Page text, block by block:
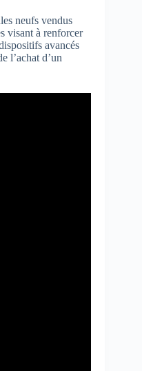
neufs vendus
visant à renforcer
avancés
l’achat d’un